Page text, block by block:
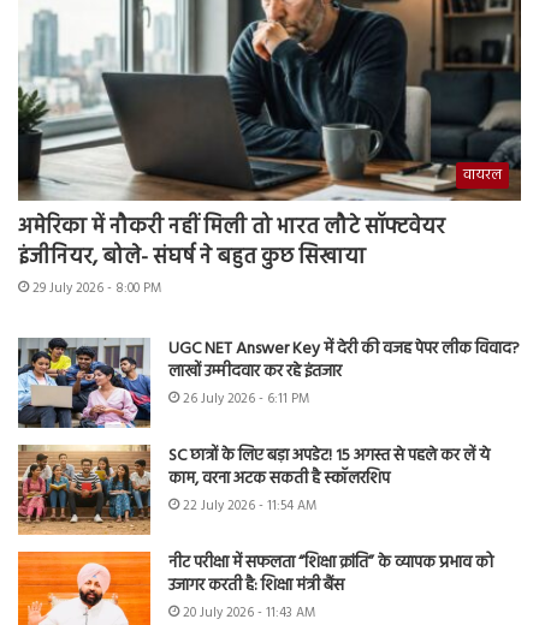
वायरल
अमेरिका में नौकरी नहीं मिली तो भारत लौटे सॉफ्टवेयर
इंजीनियर, बोले- संघर्ष ने बहुत कुछ सिखाया
29 July 2026 - 8:00 PM
UGC NET Answer Key में देरी की वजह पेपर लीक विवाद?
लाखों उम्मीदवार कर रहे इंतजार
26 July 2026 - 6:11 PM
SC छात्रों के लिए बड़ा अपडेट! 15 अगस्त से पहले कर लें ये
काम, वरना अटक सकती है स्कॉलरशिप
22 July 2026 - 11:54 AM
नीट परीक्षा में सफलता “शिक्षा क्रांति” के व्यापक प्रभाव को
उजागर करती है: शिक्षा मंत्री बैंस
20 July 2026 - 11:43 AM